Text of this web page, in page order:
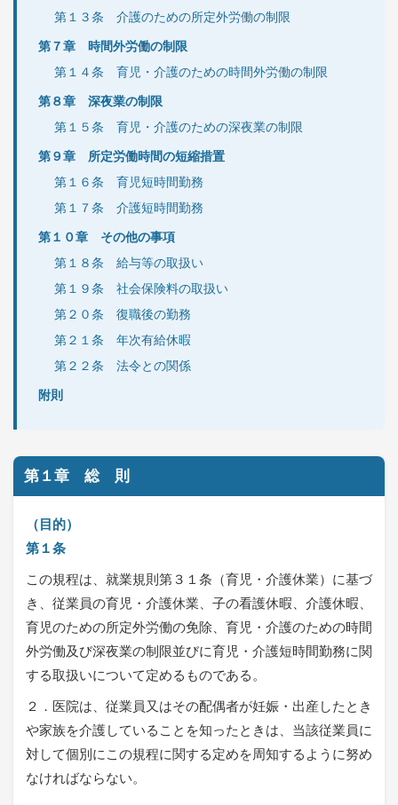
第１３条 介護のための所定外労働の制限
第７章 時間外労働の制限
第１４条 育児・介護のための時間外労働の制限
第８章 深夜業の制限
第１５条 育児・介護のための深夜業の制限
第９章 所定労働時間の短縮措置
第１６条 育児短時間勤務
第１７条 介護短時間勤務
第１０章 その他の事項
第１８条 給与等の取扱い
第１９条 社会保険料の取扱い
第２０条 復職後の勤務
第２１条 年次有給休暇
第２２条 法令との関係
附則
第１章 総 則
（目的）
第１条
この規程は、就業規則第３１条（育児・介護休業）に基づ
き、従業員の育児・介護休業、子の看護休暇、介護休暇、
育児のための所定外労働の免除、育児・介護のための時間
外労働及び深夜業の制限並びに育児・介護短時間勤務に関
する取扱いについて定めるものである。
２．医院は、従業員又はその配偶者が妊娠・出産したとき
や家族を介護していることを知ったときは、当該従業員に
対して個別にこの規程に関する定めを周知するように努め
なければならない。